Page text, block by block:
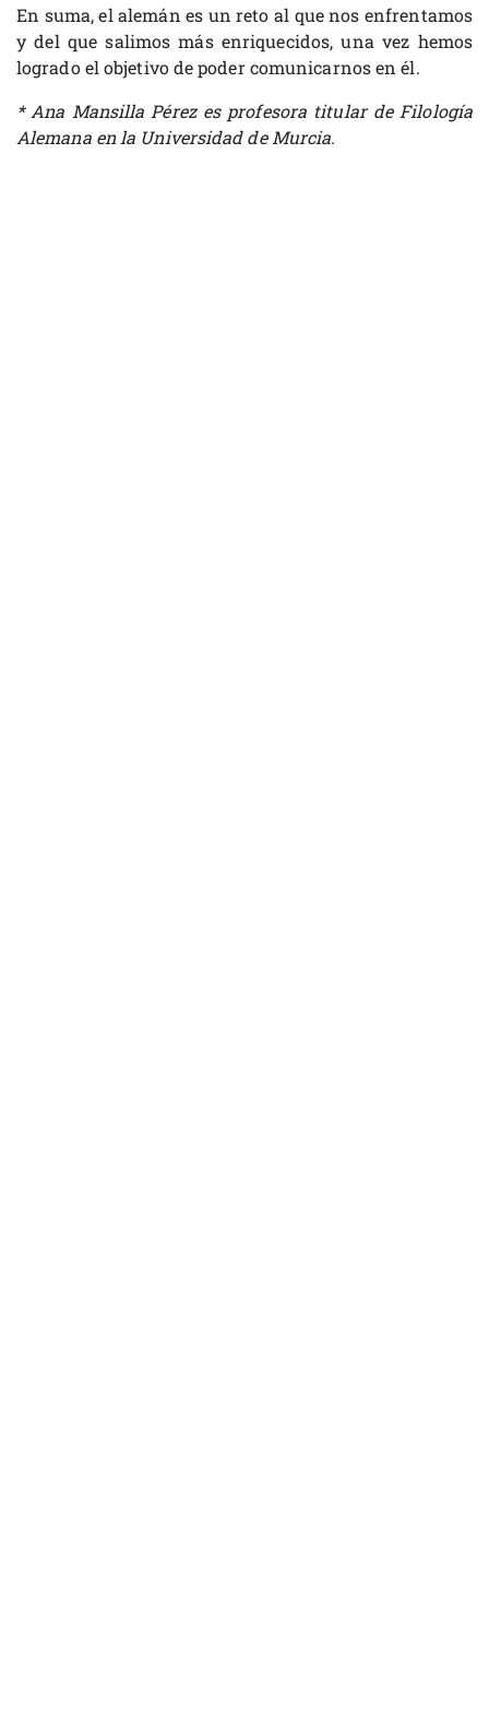
En suma, el alemán es un reto al que nos enfrentamos
y del que salimos más enriquecidos, una vez hemos
logrado el objetivo de poder comunicarnos en él.
* Ana Mansilla Pérez es profesora titular de Filología
Alemana en la Universidad de Murcia.